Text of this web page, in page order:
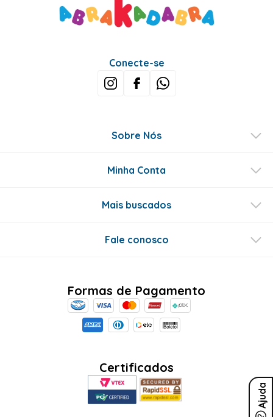
Ajuda
Conecte-se
Sobre Nós
Minha Conta
Mais buscados
Fale conosco
Formas de Pagamento
Certificados